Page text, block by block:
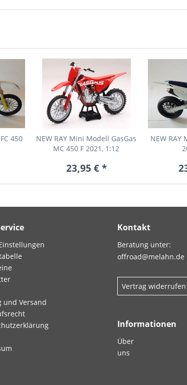
450
NEW RAY Mini Modell GasGas
MC 450 F 2021, 1:12
23,95 € *
NEW RAY
und Versand
Kontakt
Beratung unter:
offroad@melahn.de
Vertrag widerrufen
Informationen
Über
uns